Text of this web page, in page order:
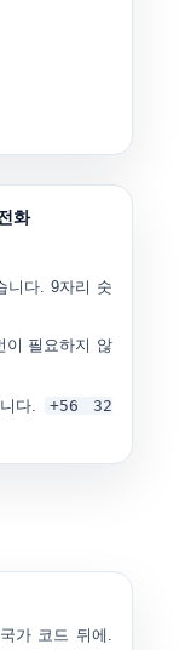
화
니다. 9자리 숫
이 필요하지 않
다.
+56 32
가 코드 뒤에.